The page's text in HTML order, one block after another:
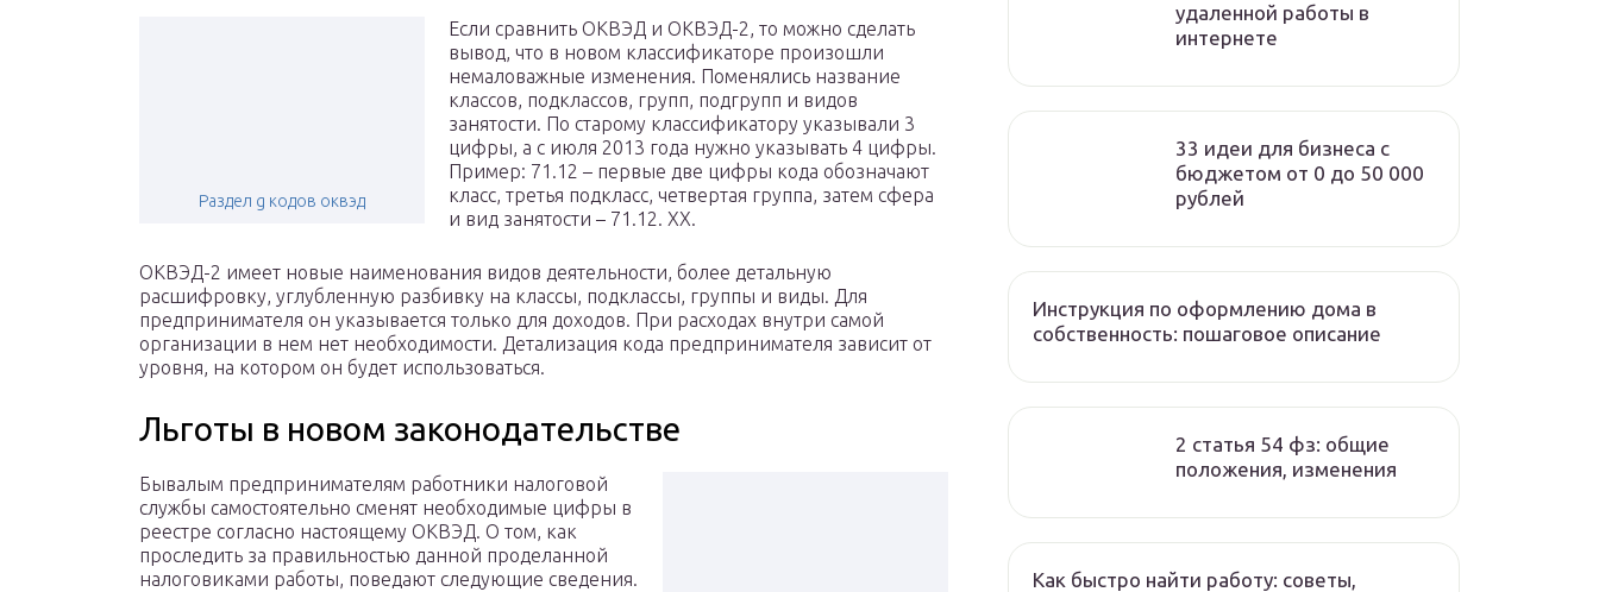
Раздел g кодов оквэд
Если сравнить ОКВЭД и ОКВЭД-2, то можно сделать
вывод, что в новом классификаторе произошли
немаловажные изменения. Поменялись название
классов, подклассов, групп, подгрупп и видов
занятости. По старому классификатору указывали 3
цифры, а с июля 2013 года нужно указывать 4 цифры.
Пример: 71.12 – первые две цифры кода обозначают
класс, третья подкласс, четвертая группа, затем сфера
и вид занятости – 71.12. XX.
ОКВЭД-2 имеет новые наименования видов деятельности, более детальную
расшифровку, углубленную разбивку на классы, подклассы, группы и виды. Для
предпринимателя он указывается только для доходов. При расходах внутри самой
организации в нем нет необходимости. Детализация кода предпринимателя зависит от
уровня, на котором он будет использоваться.
Льготы в новом законодательстве
Бывалым предпринимателям работники налоговой
службы самостоятельно сменят необходимые цифры в
реестре согласно настоящему ОКВЭД. О том, как
проследить за правильностью данной проделанной
налоговиками работы, поведают следующие сведения.
удаленной работы в
интернете
33 идеи для бизнеса с
бюджетом от 0 до 50 000
рублей
Инструкция по оформлению дома в
собственность: пошаговое описание
2 статья 54 фз: общие
положения, изменения
Как быстро найти работу: советы,